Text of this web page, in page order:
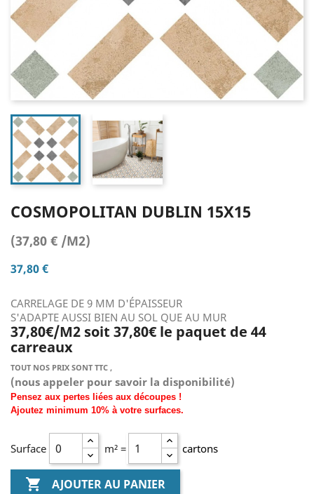
COSMOPOLITAN DUBLIN 15X15
(37,80 € /M2)
37,80 €
CARRELAGE DE 9 MM D'ÉPAISSEUR
S'ADAPTE AUSSI BIEN AU SOL QUE AU MUR
37,80€/M2 soit 37,80€ le paquet de 44
carreaux
TOUT NOS PRIX SONT TTC ,
(nous appeler pour savoir la disponibilité)
Pensez aux pertes liées aux découpes !
Ajoutez minimum 10% à votre surfaces.
Surface m² = cartons
 AJOUTER AU PANIER